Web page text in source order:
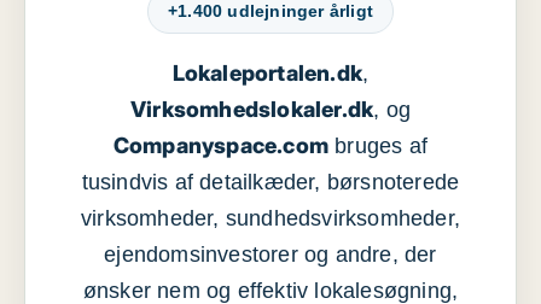
+1.400 udlejninger årligt
Lokaleportalen.dk,
Virksomhedslokaler.dk, og
Companyspace.com bruges af
tusindvis af detailkæder, børsnoterede
virksomheder, sundhedsvirksomheder,
ejendomsinvestorer og andre, der
ønsker nem og effektiv lokalesøgning,